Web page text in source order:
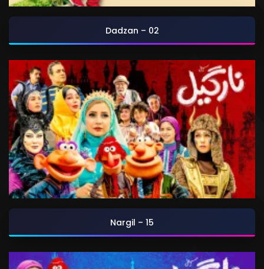
Dadzan – 02
Nargil – 15